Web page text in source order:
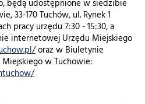
będą udostępnione w siedzibie
33-170 Tuchów, ul. Rynek 1
pracy urzędu 7:30 - 15:30, a
internetowej Urzędu Miejskiego
oraz w Biuletynie
w Tuchowie: